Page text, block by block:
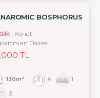
BOSPHORUS
Konut
Dairesi
TL
130m² 4
1
2